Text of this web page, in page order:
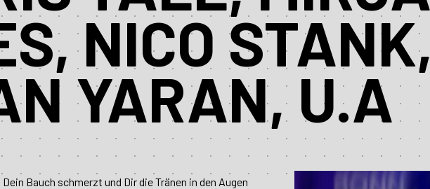
NICO STANK,
YARAN, U.A
Bauch schmerzt und Dir die Tränen in den Augen